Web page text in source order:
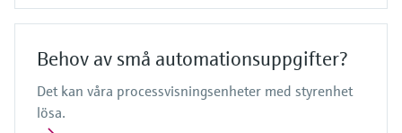
Behov av små automationsuppgifter?
Det kan våra processvisningsenheter med styrenhet
lösa.